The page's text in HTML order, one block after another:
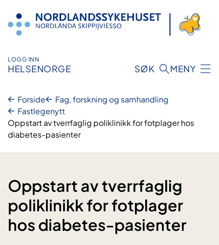
innhold
LOGG INN
HELSENORGE SØK MENY
Forside
Fag, forskning og samhandling
Fastlegenytt
Oppstart av tverrfaglig poliklinikk for fotplager hos
diabetes-pasienter
Oppstart av tverrfaglig
poliklinikk for fotplager
hos diabetes-pasienter